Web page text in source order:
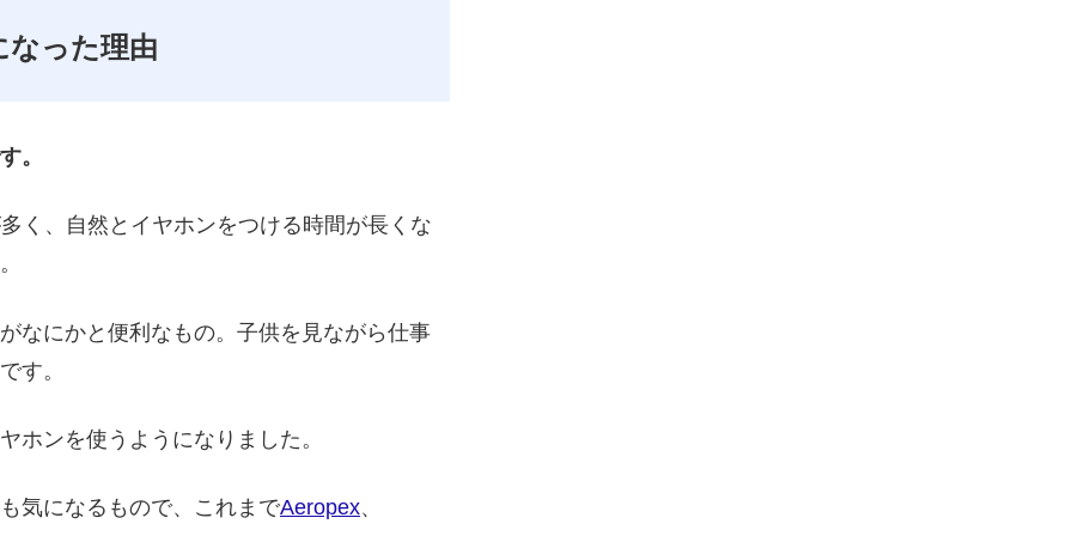
った理由
。
く、自然とイヤホンをつける時間が長くな
なにかと便利なもの。子供を見ながら仕事
す。
ホンを使うようになりました。
気になるもので、これまでAeropex、